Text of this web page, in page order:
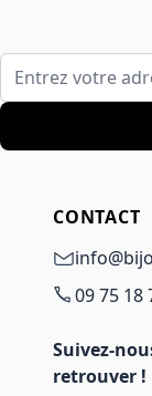
Entrez votre
CONTACT
09 75 18
Suivez-
retrouver !